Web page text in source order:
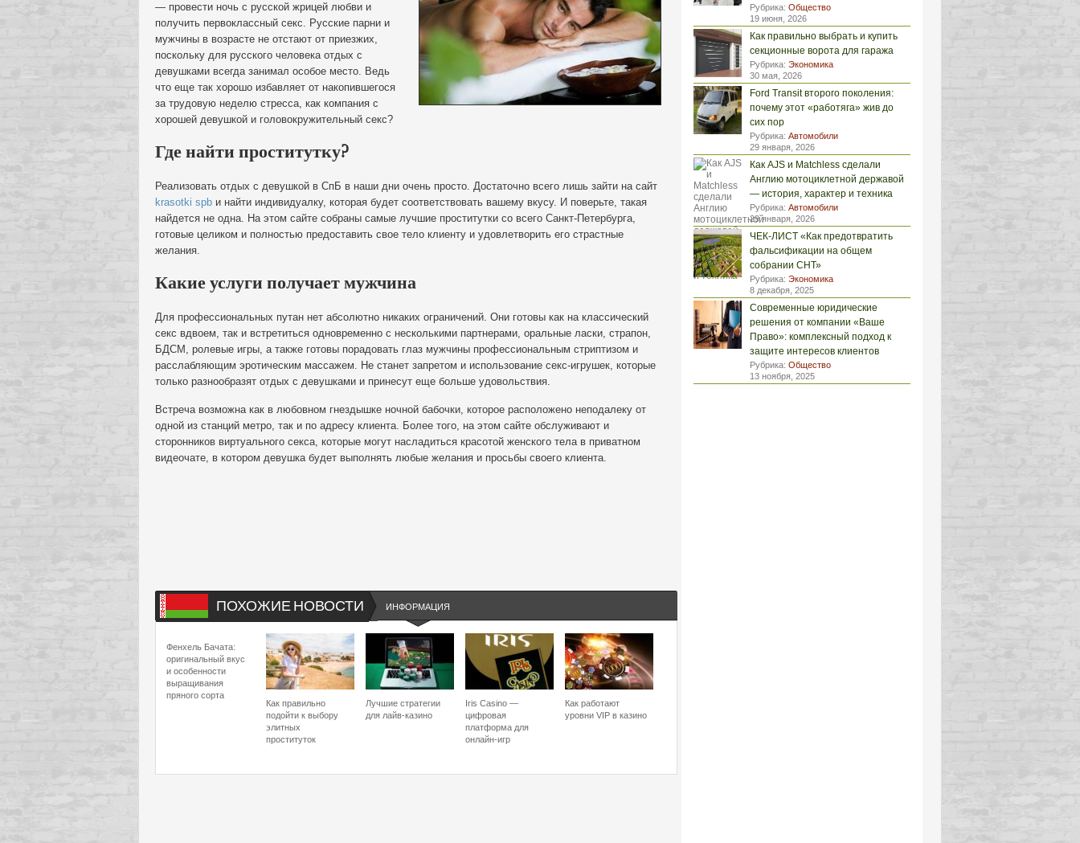
— провести ночь с русской жрицей любви и
получить первоклассный секс. Русские парни и
мужчины в возрасте не отстают от приезжих,
поскольку для русского человека отдых с
девушками всегда занимал особое место. Ведь
что еще так хорошо избавляет от накопившегося
за трудовую неделю стресса, как компания с
хорошей девушкой и головокружительный секс?
Где найти проститутку?
Реализовать отдых с девушкой в СпБ в наши дни очень просто. Достаточно всего лишь зайти на сайт
krasotki spb и найти индивидуалку, которая будет соответствовать вашему вкусу. И поверьте, такая
найдется не одна. На этом сайте собраны самые лучшие проститутки со всего Санкт-Петербурга,
готовые целиком и полностью предоставить свое тело клиенту и удовлетворить его страстные
желания.
Какие услуги получает мужчина
Для профессиональных путан нет абсолютно никаких ограничений. Они готовы как на классический
секс вдвоем, так и встретиться одновременно с несколькими партнерами, оральные ласки, страпон,
БДСМ, ролевые игры, а также готовы порадовать глаз мужчины профессиональным стриптизом и
расслабляющим эротическим массажем. Не станет запретом и использование секс-игрушек, которые
только разнообразят отдых с девушками и принесут еще больше удовольствия.
Встреча возможна как в любовном гнездышке ночной бабочки, которое расположено неподалеку от
одной из станций метро, так и по адресу клиента. Более того, на этом сайте обслуживают и
сторонников виртуального секса, которые могут насладиться красотой женского тела в приватном
видеочате, в котором девушка будет выполнять любые желания и просьбы своего клиента.
ПОХОЖИЕ НОВОСТИ ИНФОРМАЦИЯ
Фенхель Бачата:
оригинальный вкус
и особенности
выращивания
пряного сорта
Как правильно
подойти к выбору
элитных
проституток
Лучшие стратегии
для лайв-казино
Iris Casino —
цифровая
платформа для
онлайн-игр
Как работают
уровни VIP в казино
Рубрика: Общество
19 июня, 2026
Как правильно выбрать и купить
секционные ворота для гаража
Рубрика: Экономика
30 мая, 2026
Ford Transit второго поколения:
почему этот «работяга» жив до
сих пор
Рубрика: Автомобили
29 января, 2026
Как AJS и Matchless сделали
Англию мотоциклетной державой
— история, характер и техника
Рубрика: Автомобили
29 января, 2026
ЧЕК-ЛИСТ «Как предотвратить
фальсификации на общем
собрании СНТ»
Рубрика: Экономика
8 декабря, 2025
Современные юридические
решения от компании «Ваше
Право»: комплексный подход к
защите интересов клиентов
Рубрика: Общество
13 ноября, 2025